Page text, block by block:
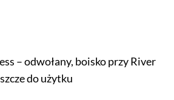
– odwołany, boisko przy River
do użytku